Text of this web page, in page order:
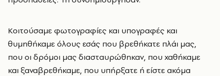
Κοιτούσαμε φωτογραφίες και υπογραφές και
θυμηθήκαμε όλους εσάς που βρεθήκατε πλάι μας,
που οι δρόμοι μας διασταυρώθηκαν, που χαθήκαμε
και ξαναβρεθήκαμε, που υπήρξατε ή είστε ακόμα